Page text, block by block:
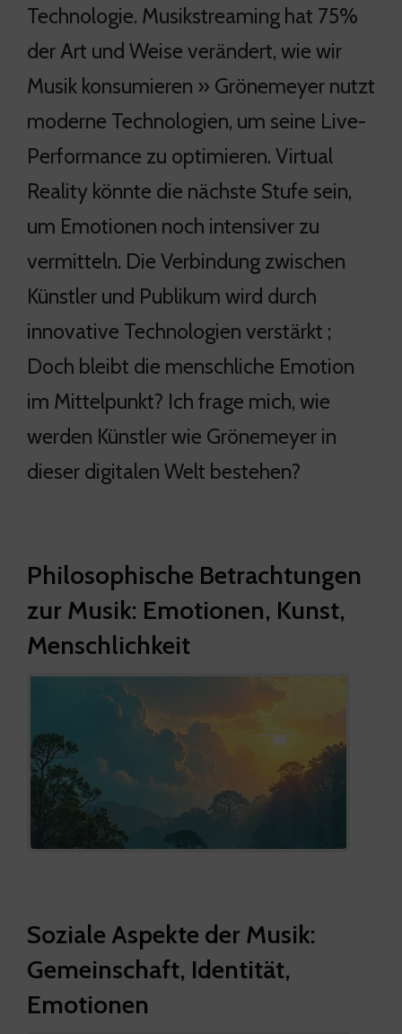
Technologie. Musikstreaming hat 75%
der Art und Weise verändert, wie wir
Musik konsumieren » Grönemeyer nutzt
moderne Technologien, um seine Live-
Performance zu optimieren. Virtual
Reality könnte die nächste Stufe sein,
um Emotionen noch intensiver zu
vermitteln. Die Verbindung zwischen
Künstler und Publikum wird durch
innovative Technologien verstärkt ;
Doch bleibt die menschliche Emotion
im Mittelpunkt? Ich frage mich, wie
werden Künstler wie Grönemeyer in
dieser digitalen Welt bestehen?
Philosophische Betrachtungen
zur Musik: Emotionen, Kunst,
Menschlichkeit
Soziale Aspekte der Musik:
Gemeinschaft, Identität,
Emotionen